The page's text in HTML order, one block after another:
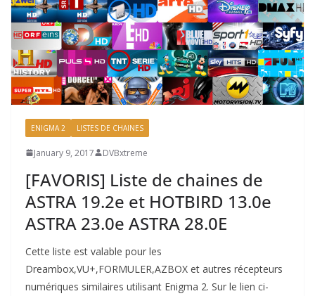
ENIGMA 2 LISTES DE CHAINES
January 9, 2017 DVBxtreme
[FAVORIS] Liste de chaines de
ASTRA 19.2e et HOTBIRD 13.0e
ASTRA 23.0e ASTRA 28.0E
Cette liste est valable pour les
Dreambox,VU+,FORMULER,AZBOX et autres récepteurs
numériques similaires utilisant Enigma 2. Sur le lien ci-